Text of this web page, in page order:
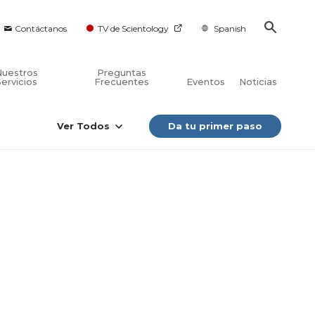
Contáctanos TV de Scientology Spanish
Preguntas
Frecuentes
Eventos Noticias
Ver Todos Da tu primer paso